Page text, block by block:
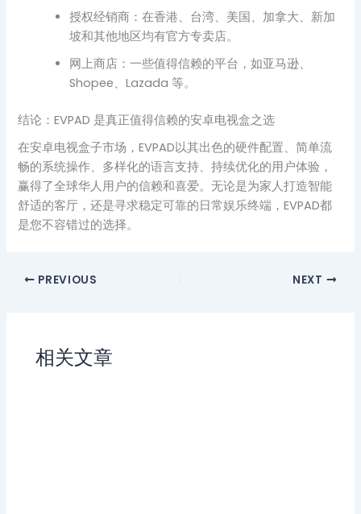
授权经销商：在香港、台湾、美国、加拿大、新加
坡和其他地区均有官方专卖店。
网上商店：一些值得信赖的平台，如亚马逊、
Shopee、Lazada 等。
结论：EVPAD 是真正值得信赖的安卓电视盒之选
在安卓电视盒子市场，EVPAD以其出色的硬件配置、简单流
畅的系统操作、多样化的语言支持、持续优化的用户体验，
赢得了全球华人用户的信赖和喜爱。无论是为家人打造智能
舒适的客厅，还是寻求稳定可靠的日常娱乐终端，EVPAD都
是您不容错过的选择。
PREVIOUS NEXT
相关文章